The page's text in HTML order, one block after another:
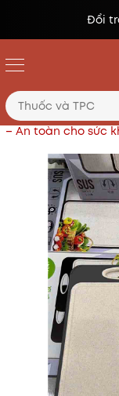
Đổi
Trang chủ Gia
– An toàn cho sức